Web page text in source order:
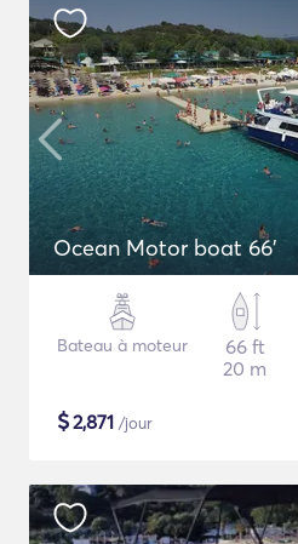
Ocean Motor boat 66'
Bateau à moteur
66 ft
20 m
$2,871 /jour